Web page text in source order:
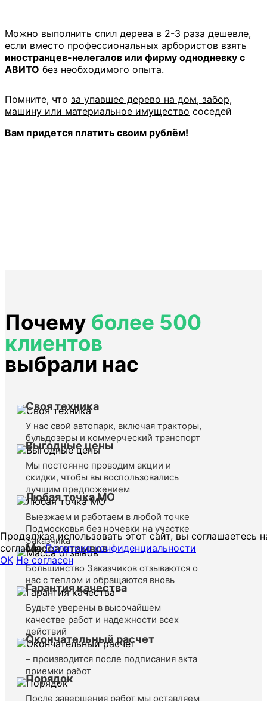
Можно выполнить спил дерева в 2-3 раза дешевле,
если вместо профессиональных арбористов взять
иностранцев-нелегалов или фирму однодневку с
АВИТО без необходимого опыта.
Помните, что за упавшее дерево на дом, забор,
машину или материальное имущество соседей
Вам придется платить своим рублём!
Почему более 500
клиентов
выбрали нас
Своя техника
У нас свой автопарк, включая тракторы,
бульдозеры и коммерческий транспорт
Выгодные цены
Мы постоянно проводим акции и
скидки, чтобы вы воспользовались
лучшим предложением
Любая точка МО
Выезжаем и работаем в любой точке
Подмосковья без ночевки на участке
Заказчика
Масса отзывов
Большинство Заказчиков отзываются о
нас с теплом и обращаются вновь
Гарантия качества
Будьте уверены в высочайшем
качестве работ и надежности всех
действий
Окончательный расчет
– производится после подписания акта
приемки работ
Порядок
После завершения работ мы оставляем
Продолжая использовать этот сайт, вы соглашаетесь
согласноПолитике конфиденциальности
ОК Не согласен